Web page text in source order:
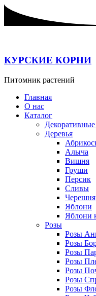
Перейти
содержимому
КУРСКИЕ КОРНИ
Питомник растений
Главная
О нас
Каталог
Деревья
Алыча
Вишня
Груши
Персик
Сливы
Черешня
Яблони
Яблони
Розы
Розы
Розы
Розы
Розы
Розы
Розы
Розы